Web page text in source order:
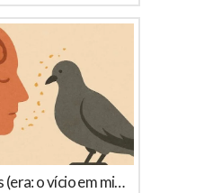
A era das migalhas (era: o vício em microconteúdos)